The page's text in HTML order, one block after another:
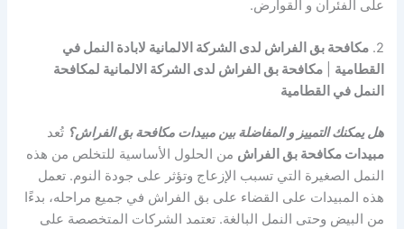
على الفئران و القوارض.
2. مكافحة بق الفراش لدى الشركة الالمانية لابادة النمل في
القطامية |مكافحة بق الفراش لدى الشركة الالمانية لمكافحة
النمل في القطامية
هل يمكنك التمييز و المفاضلة بين مبيدات مكافحة بق الفراش؟ تُعد
مبيدات مكافحة بق الفراش من الحلول الأساسية للتخلص من هذه
النمل الصغيرة التي تسبب الإزعاج وتؤثر على جودة النوم. تعمل
هذه المبيدات على القضاء على بق الفراش في جميع مراحله، بدءًا
من البيض وحتى النمل البالغة. تعتمد الشركات المتخصصة على